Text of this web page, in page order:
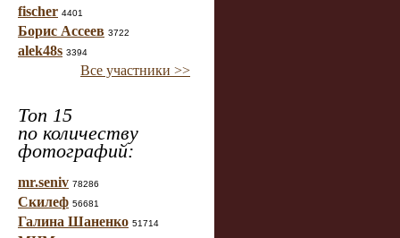
fischer 4401
Борис Ассеев 3722
alek48s 3394
Все участники >>
Топ 15
по количеству
фотографий:
mr.seniv 78286
Скилеф 56681
Галина Шаненко 51714